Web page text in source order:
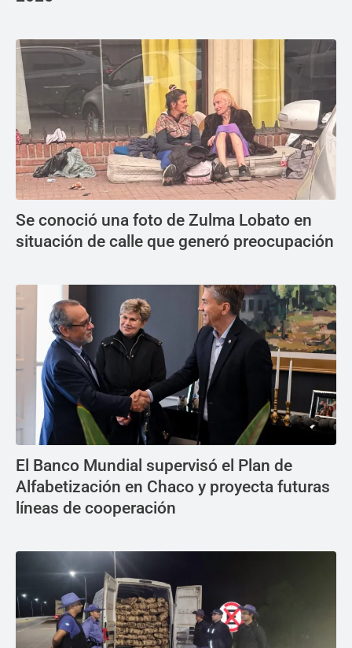
Se conoció una foto de Zulma Lobato en
situación de calle que generó preocupación
El Banco Mundial supervisó el Plan de
Alfabetización en Chaco y proyecta futuras
líneas de cooperación